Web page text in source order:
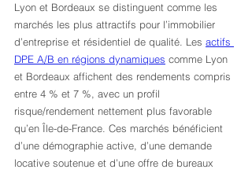
Lyon et Bordeaux se distinguent comme les
marchés les plus attractifs pour l’immobilier
d’entreprise et résidentiel de qualité. Les actifs
DPE A/B en régions dynamiques comme Lyon
et Bordeaux affichent des rendements compris
entre 4 % et 7 %, avec un profil
risque/rendement nettement plus favorable
qu’en Île-de-France. Ces marchés bénéficient
d’une démographie active, d’une demande
locative soutenue et d’une offre de bureaux